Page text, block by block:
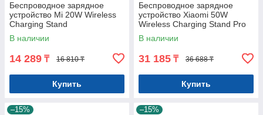
Беспроводное зарядное
устройство Mi 20W Wireless
Charging Stand
В наличии
14 289 ₸ 16 810 ₸
Купить
Беспроводное зарядное
устройство Xiaomi 50W
Wireless Charging Stand Pro
В наличии
31 185 ₸ 36 688 ₸
Купить
–15% –15%